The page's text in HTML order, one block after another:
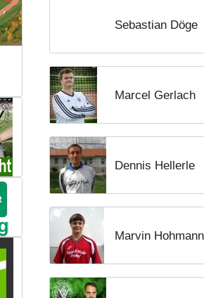
Sebastian Döge
Marcel Gerlach
Dennis Hellerle
Marvin Hohmann